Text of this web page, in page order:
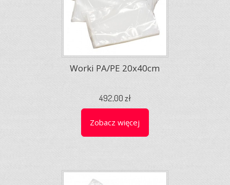
Worki PA/PE 20x40cm
492,00 zł
Zobacz więcej